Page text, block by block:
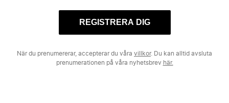
REGISTRERA DIG
När du prenumererar, accepterar du våra villkor. Du kan alltid avsluta
prenumerationen på våra nyhetsbrev här.